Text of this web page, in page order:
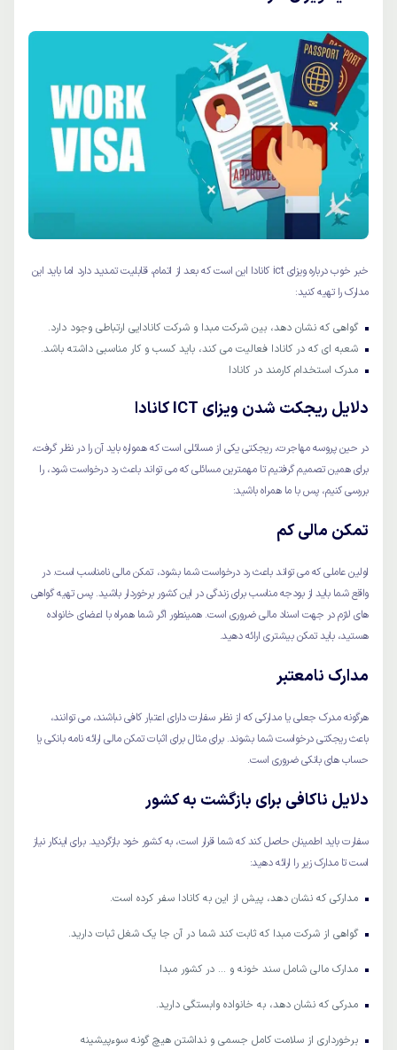
خبر خوب درباره ویزای ict کانادا این است که بعد از اتمام، قابلیت تمدید دارد اما باید این
مدارک را تهیه کنید:
گواهی که نشان دهد، بین شرکت مبدا و شرکت کانادایی ارتباطی وجود دارد.
شعبه ای که در کانادا فعالیت می کند، باید کسب و کار مناسبی داشته باشد.
مدرک استخدام کارمند در کانادا
دلایل ریجکت شدن ویزای ICT کانادا
در حین پروسه مهاجرت، ریجکتی یکی از مسائلی است که همواره باید آن را در نظر گرفت،
برای همین تصمیم گرفتیم تا مهمترین مسائلی که می تواند باعث رد درخواست شود، را
بررسی کنیم، پس با ما همراه باشید:
تمکن مالی کم
اولین عاملی که می تواند باعث رد درخواست شما بشود، تمکن مالی نامناسب است. در
واقع شما باید از بودجه مناسب برای زندگی در این کشور برخوردار باشید. پس تهیه گواهی
های لازم در جهت اسناد مالی ضروری است. همینطور اگر شما همراه با اعضای خانواده
هستید، باید تمکن بیشتری ارائه دهید.
مدارک نامعتبر
هرگونه مدرک جعلی یا مدارکی که از نظر سفارت دارای اعتبار کافی نباشند، می توانند،
باعث ریجکتی درخواست شما بشوند. برای مثال برای اثبات تمکن مالی ارائه نامه بانکی یا
حساب های بانکی ضروری است.
دلایل ناکافی برای بازگشت به کشور
سفارت باید اطمینان حاصل کند که شما قرار است، به کشور خود بازگردید. برای اینکار نیاز
است تا مدارک زیر را ارائه دهید:
مدارکی که نشان دهد، پیش از این به کانادا سفر کرده است.
گواهی از شرکت مبدا که ثابت کند شما در آن جا یک شغل ثبات دارید.
مدارک مالی شامل سند خونه و ... در کشور مبدا
مدرکی که نشان دهد، به خانواده وابستگی دارید.
برخورداری از سلامت کامل جسمی و نداشتن هیچ گونه سوءپیشینه